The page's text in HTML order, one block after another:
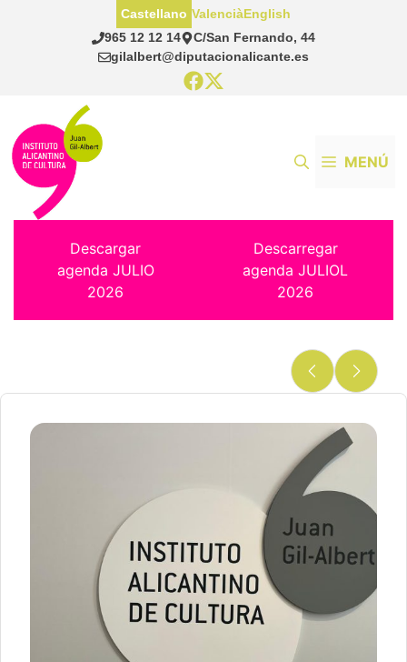
965 12 12 14
C/San Fernando, 44
gilalbert@diputacionalicante.es
Castellano ValenciàEnglish
MENÚ
Descargar
agenda JULIO
2026
Descarregar
agenda JULIOL
2026